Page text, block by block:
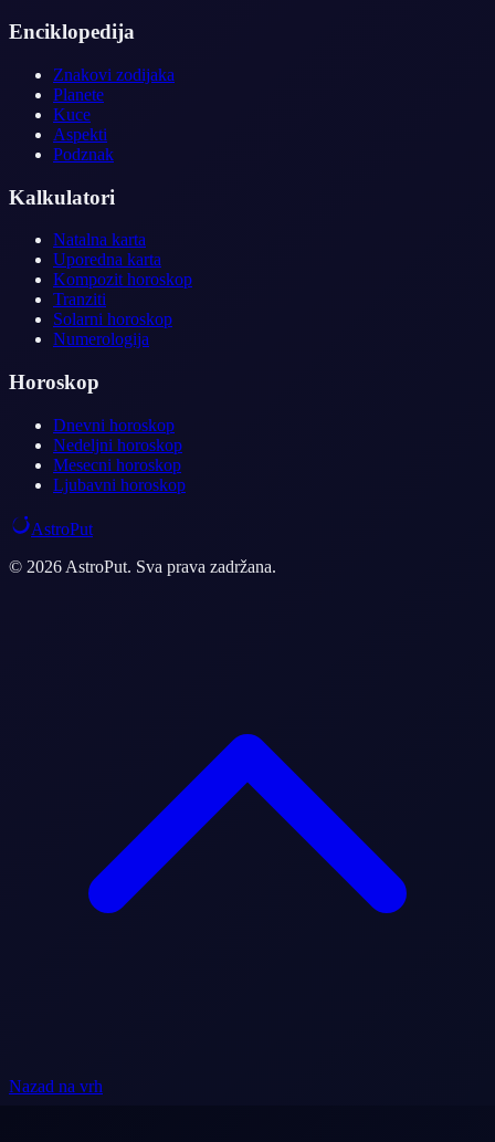
Enciklopedija
Znakovi zodijaka
Planete
Kuce
Aspekti
Podznak
Kalkulatori
Natalna karta
Uporedna karta
Kompozit horoskop
Tranziti
Solarni horoskop
Numerologija
Horoskop
Dnevni horoskop
Nedeljni horoskop
Mesecni horoskop
Ljubavni horoskop
AstroPut
© 2026 AstroPut. Sva prava zadržana.
Nazad na vrh